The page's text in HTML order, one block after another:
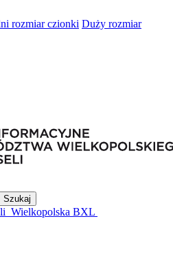
rozmiar czionki Duży rozmiar
Szukaj
Wielkopolska BXL